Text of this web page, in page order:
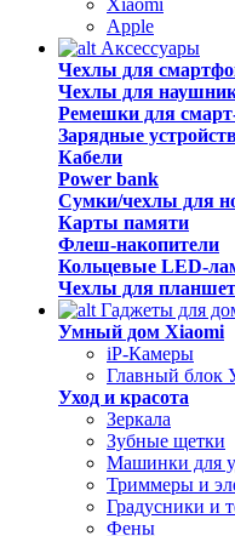
Xiaomi
Apple
Аксессуары
Чехлы для
Чехлы для
Ремешки для
Зарядные
Кабели
Power bank
Сумки/чехлы для
Карты памяти
Флеш-накопители
Кольцевые LED-
Чехлы для
Гаджеты для
Умный дом Xiaomi
iP-Камеры
Главный блок
Уход и красота
Зеркала
Зубные щетки
Машинки для
Триммеры и
Градусники и
Фены